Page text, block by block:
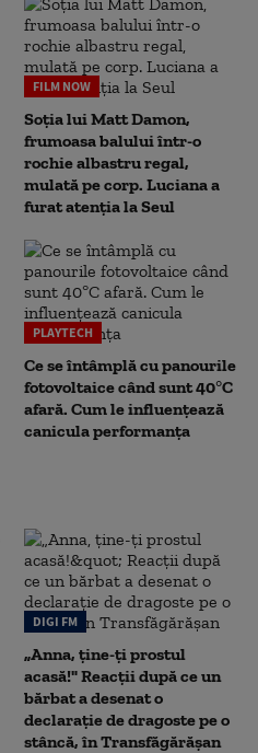
FILM NOW
Soția lui Matt Damon,
frumoasa balului într-o
rochie albastru regal,
mulată pe corp. Luciana a
furat atenția la Seul
PLAYTECH
Ce se întâmplă cu panourile
fotovoltaice când sunt 40°C
afară. Cum le influențează
canicula performanța
DIGI FM
„Anna, ţine-ţi prostul
acasă!" Reacţii după ce un
bărbat a desenat o
declaraţie de dragoste pe o
stâncă, în Transfăgărăşan